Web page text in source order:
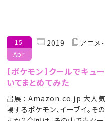
15
Apr
2019 アニメ
【ポケモン】クールでキュ
いてまとめてみた
出展 : Amazon.co.jp 大人気
場するポケモン、イーブイ。